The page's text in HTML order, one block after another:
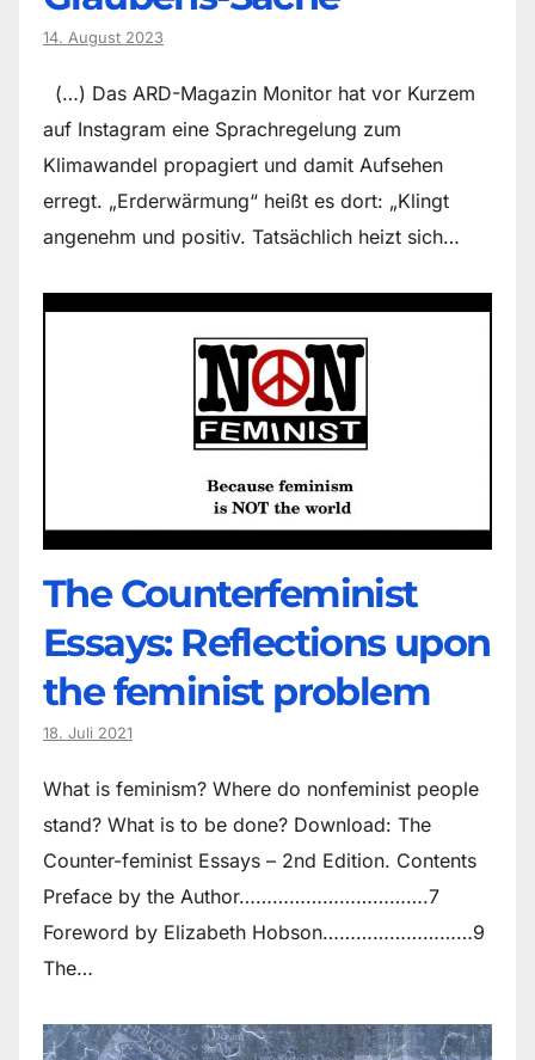
14. August 2023
(…) Das ARD-Magazin Monitor hat vor Kurzem
auf Instagram eine Sprachregelung zum
Klimawandel propagiert und damit Aufsehen
erregt. „Erderwärmung“ heißt es dort: „Klingt
angenehm und positiv. Tatsächlich heizt sich…
The Counter­feminist
Essays: Reflections upon
the feminist problem
18. Juli 2021
What is feminism? Where do non­feminist people
stand? What is to be done? Download: The
Counter-feminist Essays – 2nd Edition. Contents
Preface by the Author…………………………….7
Foreword by Elizabeth Hobson………………………9
The…